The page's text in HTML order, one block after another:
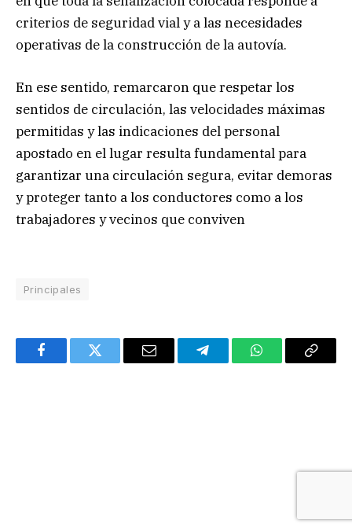
criterios de seguridad vial y a las necesidades
operativas de la construcción de la autovía.
En ese sentido, remarcaron que respetar los
sentidos de circulación, las velocidades máximas
permitidas y las indicaciones del personal
apostado en el lugar resulta fundamental para
garantizar una circulación segura, evitar demoras
y proteger tanto a los conductores como a los
trabajadores y vecinos que conviven
Principales
FacebookTwitter Email TelegramWhatsAppCopy